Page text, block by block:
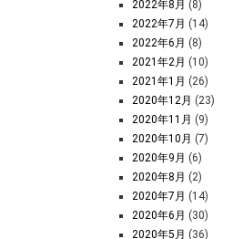
2022年8月 (8)
2022年7月 (14)
2022年6月 (8)
2021年2月 (10)
2021年1月 (26)
2020年12月 (23)
2020年11月 (9)
2020年10月 (7)
2020年9月 (6)
2020年8月 (2)
2020年7月 (14)
2020年6月 (30)
2020年5月 (36)